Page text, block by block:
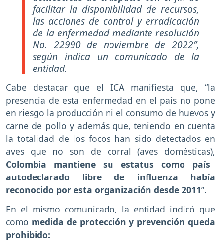
facilitar la disponibilidad de recursos,
las acciones de control y erradicación
de la enfermedad mediante resolución
No. 22990 de noviembre de 2022”,
según indica un comunicado de la
entidad.
Cabe destacar que el ICA manifiesta que, “la
presencia de esta enfermedad en el país no pone
en riesgo la producción ni el consumo de huevos y
carne de pollo y además que, teniendo en cuenta
la totalidad de los focos han sido detectados en
aves que no son de corral (aves domésticas),
Colombia mantiene su estatus como país
autodeclarado libre de influenza había
reconocido por esta organización desde 2011”.
En el mismo comunicado, la entidad indicó que
como medida de protección y prevención queda
prohibido: